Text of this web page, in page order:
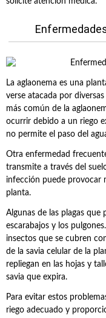
La aglaonema es una
verse atacada por
más común de la
ocurrir debido a un riego
no permite el paso del
Otra enfermedad
transmite a través del
infección puede provocar
planta.
Algunas de las plagas que
escarabajos y los
insectos que se cubren
de la savia celular de la
repliegan en las hojas y
savia que expira.
Para evitar estos
riego adecuado y